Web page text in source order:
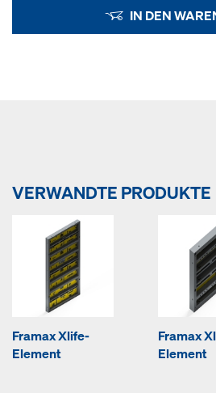
IN DEN
VERWANDTE PRODUKTE
Framax Xlife-
Element
Framax
Element